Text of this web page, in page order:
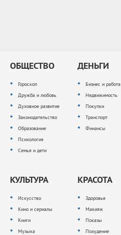
ОБЩЕСТВО
Гороскоп
Дружба и любовь
Духовное развитие
Законодательство
Образование
Психология
Семья и дети
ДЕНЬГИ
Бизнес и работа
Недвижимость
Покупки
Транспорт
Финансы
КУЛЬТУРА
Искусство
Кино и сериалы
Книги
Музыка
КРАСОТА
Здоровье
Макияж
Показы
Похудение